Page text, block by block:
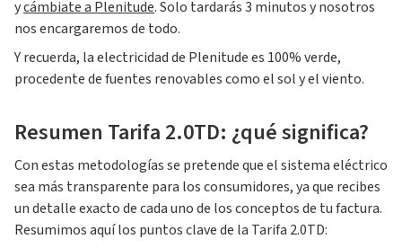
ycámbiate a Plenitude. Solo tardarás 3 minutos y nosotros
nos encargaremos de todo.
Y recuerda, la electricidad de Plenitude es 100% verde,
procedente de fuentes renovables como el sol y el viento.
Resumen Tarifa 2.0TD: ¿qué significa?
Con estas metodologías se pretende que el sistema eléctrico
sea más transparente para los consumidores, ya que recibes
un detalle exacto de cada uno de los conceptos de tu factura.
Resumimos aquí los puntos clave de la Tarifa 2.0TD: